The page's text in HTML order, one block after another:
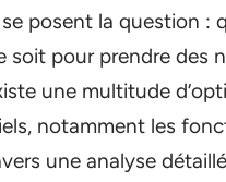
posent la question :
soit pour prendre des
une multitude
notamment les
une analyse